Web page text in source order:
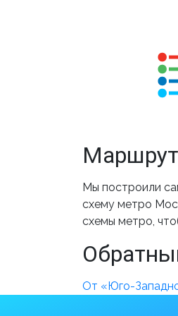
Мы построили
схему метро
схемы метро,
От «Юго-